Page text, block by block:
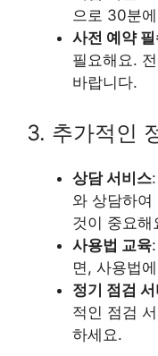
으로 30분
사전 예약
필요해요.
바랍니다.
3. 추가적인
상담 서비스
와 상담하여
것이 중요해
사용법 교육
면, 사용법
정기 점검
적인 점검
하세요.